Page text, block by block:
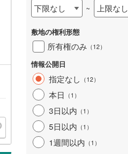
下限なし ~ 上限なし
敷地の権利形態
所有権のみ （12）
情報公開日
指定なし （12）
本日 （1 ）
3日以内 （1 ）
5日以内 （1 ）
1週間以内 （1 ）
網走郡大空町( 0 )
白老郡白老町(
勇払郡安平町(0)
沙流郡平取町
様似郡様似町
河東郡音更町( 8)
河東郡鹿追町(0)
河西郡芽室町(3